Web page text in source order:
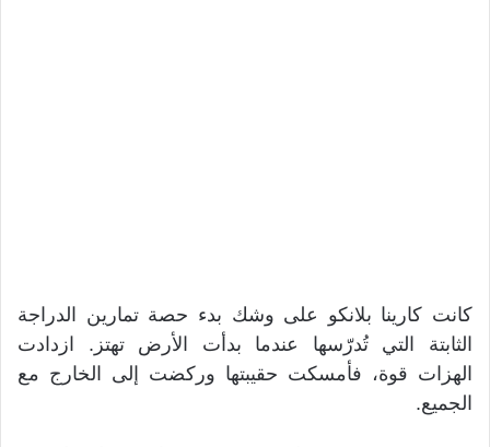
كانت كارينا بلانكو على وشك بدء حصة تمارين الدراجة
الثابتة التي تُدرّسها عندما بدأت الأرض تهتز. ازدادت
الهزات قوة، فأمسكت حقيبتها وركضت إلى الخارج مع
الجميع.